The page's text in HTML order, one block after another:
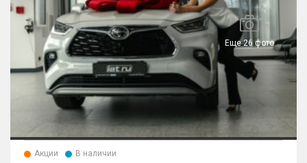
Еще 26 фото
Акции В наличии